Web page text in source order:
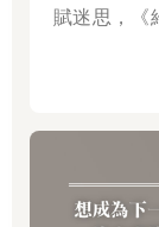
賦迷思，《